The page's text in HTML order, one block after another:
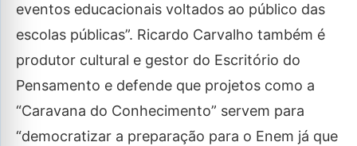
eventos educacionais voltados ao público das
escolas públicas”. Ricardo Carvalho também é
produtor cultural e gestor do Escritório do
Pensamento e defende que projetos como a
“Caravana do Conhecimento” servem para
“democratizar a preparação para o Enem já que